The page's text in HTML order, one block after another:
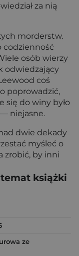
za nią
morderstw.
codzienność
osób wierzy
odwiedzający
coś
poprowadzić,
się do winy było
niejasne.
dwie dekady
myśleć o
zrobić, by inni
książki
ze